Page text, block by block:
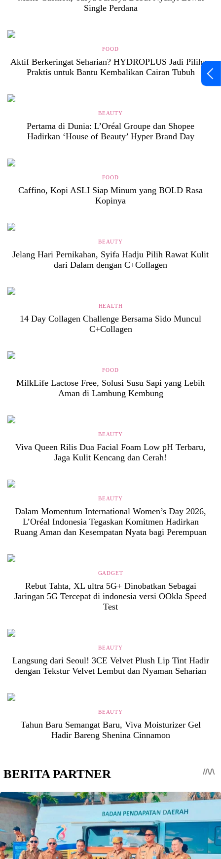
Single Perdana
FOOD
Aktif Berkeringat Seharian? HYDROPLUS Jadi Pilihan
Praktis untuk Bantu Kembalikan Cairan Tubuh
BEAUTY
Pertama di Dunia: L’Oréal Groupe dan Shopee
Hadirkan ‘House of Beauty’ Hyper Brand Day
FOOD
Caffino, Kopi ASLI Siap Minum yang BOLD Rasa
Kopinya
BEAUTY
Jelang Hari Pernikahan, Syifa Hadju Pilih Rawat Kulit
dari Dalam dengan C+Collagen
HEALTH
14 Day Collagen Challenge Bersama Sido Muncul
C+Collagen
FOOD
MilkLife Lactose Free, Solusi Susu Sapi yang Lebih
Aman di Lambung Kembung
BEAUTY
Viva Queen Rilis Dua Facial Foam Low pH Terbaru,
Jaga Kulit Kencang dan Cerah!
BEAUTY
Dalam Momentum International Women’s Day 2026,
L’Oréal Indonesia Tegaskan Komitmen Hadirkan
Ruang Aman dan Kesempatan Nyata bagi Perempuan
GADGET
Rebut Tahta, XL ultra 5G+ Dinobatkan Sebagai
Jaringan 5G Tercepat di indonesia versi OOkla Speed
Test
BEAUTY
Langsung dari Seoul! 3CE Velvet Plush Lip Tint Hadir
dengan Tekstur Velvet Lembut dan Nyaman Seharian
BEAUTY
Tahun Baru Semangat Baru, Viva Moisturizer Gel
Hadir Bareng Shenina Cinnamon